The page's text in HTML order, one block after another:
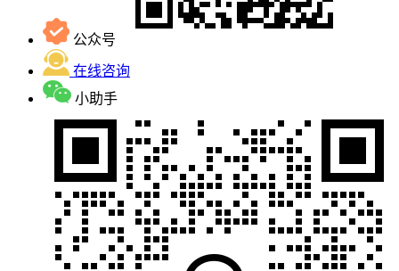
公众号
在线咨询
小助手